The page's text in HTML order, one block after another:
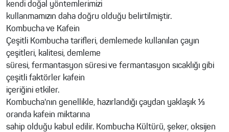
kendi doğal yöntemlerimizi
kullanmamızın daha doğru olduğu belirtilmiştir.
Kombucha ve Kafein
Çeşitli Kombucha tarifleri, demlemede kullanılan çayın
çeşitleri, kalitesi, demleme
süresi, fermantasyon süresi ve fermantasyon sıcaklığı gibi
çeşitli faktörler kafein
içeriğini etkiler.
Kombucha'nın genellikle, hazırlandığı çaydan yaklaşık ⅓
oranda kafein miktarına
sahip olduğu kabul edilir. Kombucha Kültürü, şeker, oksijen